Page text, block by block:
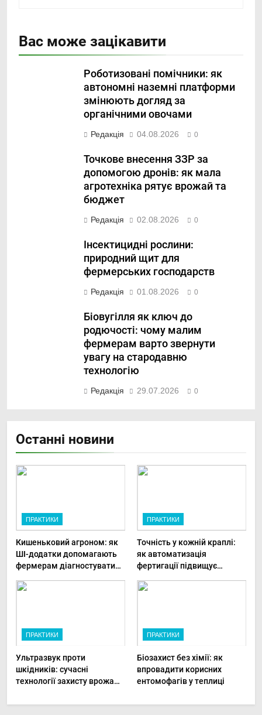
Вас може зацікавити
Роботизовані помічники: як
автономні наземні платформи
змінюють догляд за
органічними овочами
Редакція 04.08.2026 0
Точкове внесення ЗЗР за
допомогою дронів: як мала
агротехніка рятує врожай та
бюджет
Редакція 02.08.2026 0
Інсектицидні рослини:
природний щит для
фермерських господарств
Редакція 01.08.2026 0
Біовугілля як ключ до
родючості: чому малим
фермерам варто звернути
увагу на стародавню
технологію
Редакція 29.07.2026 0
Останні новини
ПРАКТИКИ
Кишеньковий агроном: як
ШІ-додатки допомагають
фермерам діагностувати
ПРАКТИКИ
Точність у кожній краплі:
як автоматизація
фертигації підвищує
ПРАКТИКИ
Ультразвук проти
шкідників: сучасні
технології захисту врожаю
ПРАКТИКИ
Біозахист без хімії: як
впровадити корисних
ентомофагів у теплиці